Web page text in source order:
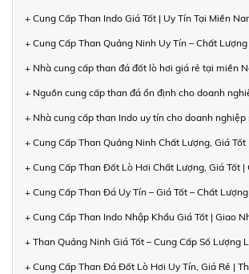
+ Cung Cấp Than Indo Giá Tốt | Uy Tín Tại Miền
+ Cung Cấp Than Quảng Ninh Uy Tín – Chất Lượng
+ Nhà cung cấp than đá đốt lò hơi giá rẻ tại miền
+ Nguồn cung cấp than đá ổn định cho doanh
+ Nhà cung cấp than Indo uy tín cho doanh nghiệp
+ Cung Cấp Than Quảng Ninh Chất Lượng, Giá
+ Cung Cấp Than Đốt Lò Hơi Chất Lượng, Giá Tốt |
+ Cung Cấp Than Đá Uy Tín – Giá Tốt – Chất
+ Cung Cấp Than Indo Nhập Khẩu Giá Tốt | Giao
+ Than Quảng Ninh Giá Tốt – Cung Cấp Số Lượng
+ Cung Cấp Than Đá Đốt Lò Hơi Uy Tín, Giá Rẻ |